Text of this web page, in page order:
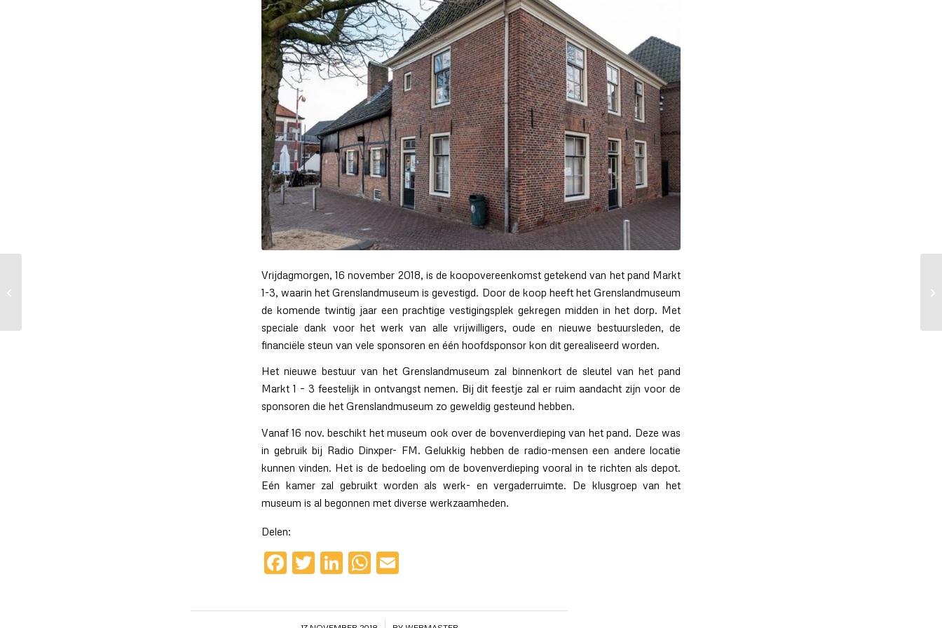
Vrijdagmorgen, 16 november 2018, is de koopovereenkomst getekend van het pand Markt
1-3, waarin het Grenslandmuseum is gevestigd. Door de koop heeft het Grenslandmuseum
de komende twintig jaar een prachtige vestigingsplek gekregen midden in het dorp. Met
speciale dank voor het werk van alle vrijwilligers, oude en nieuwe bestuursleden, de
financiële steun van vele sponsoren en één hoofdsponsor kon dit gerealiseerd worden.
Het nieuwe bestuur van het Grenslandmuseum zal binnenkort de sleutel van het pand
Markt 1 – 3 feestelijk in ontvangst nemen. Bij dit feestje zal er ruim aandacht zijn voor de
sponsoren die het Grenslandmuseum zo geweldig gesteund hebben.
Vanaf 16 nov. beschikt het museum ook over de bovenverdieping van het pand. Deze was
in gebruik bij Radio Dinxper- FM. Gelukkig hebben de radio-mensen een andere locatie
kunnen vinden. Het is de bedoeling om de bovenverdieping vooral in te richten als depot.
Eén kamer zal gebruikt worden als werk- en vergaderruimte. De klusgroep van het
museum is al begonnen met diverse werkzaamheden.
Delen:
Facebook
Twitter
LinkedIn
WhatsApp